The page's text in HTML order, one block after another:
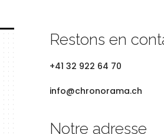
Restons en
+41 32 922 64 70
info@chronorama.ch
Notre adresse